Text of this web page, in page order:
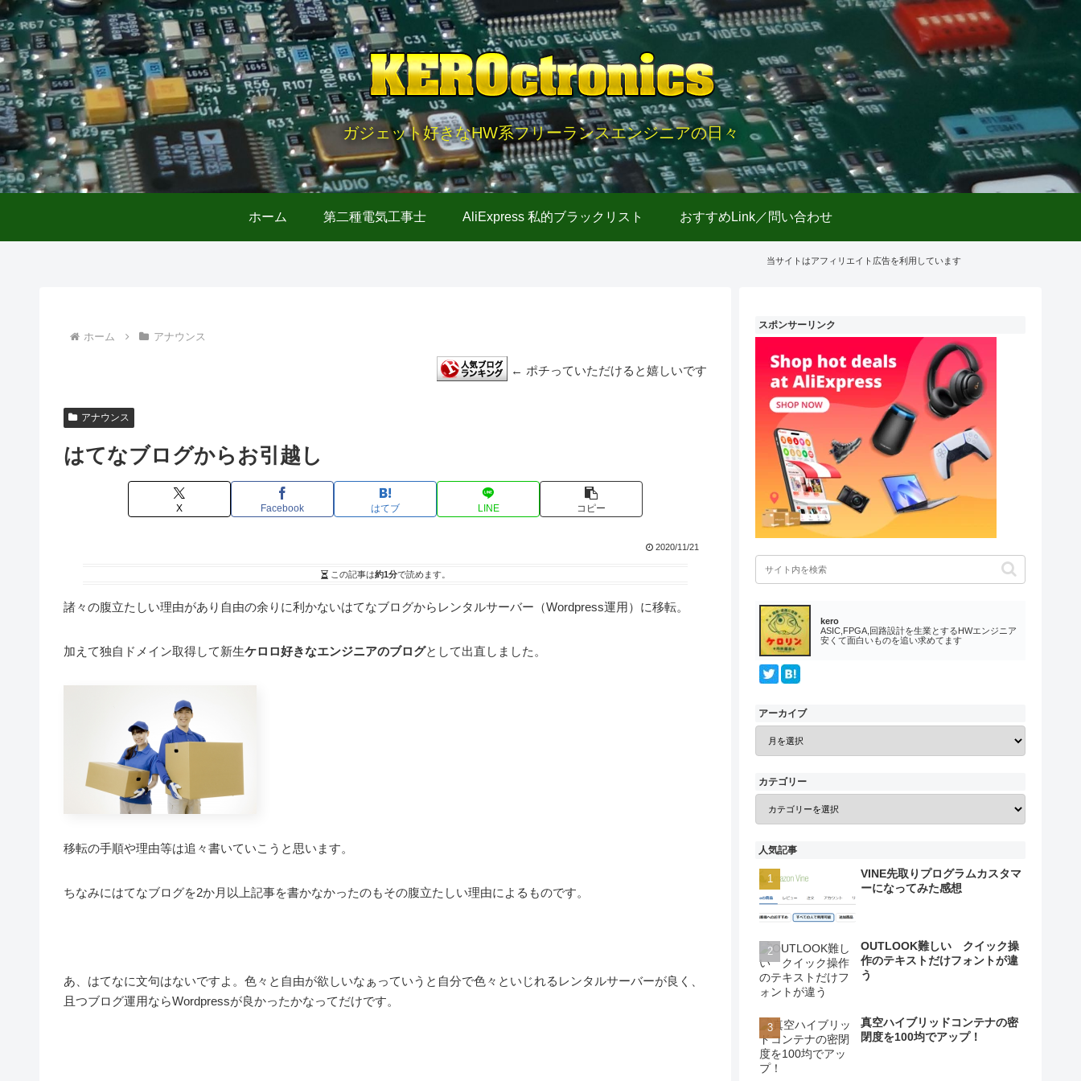
ガジェット好きなHW系フリーランスエンジニアの日々
ホーム 第二種電気工事士 AliExpress 私的ブラックリスト おすすめLink／問い合わせ
当サイトはアフィリエイト広告を利用しています
ホーム アナウンス
← ポチっていただけると嬉しいです
アナウンス
はてなブログからお引越し
X Facebook はてブ LINE コピー
2020/11/21
この記事は約1分で読めます。
諸々の腹立たしい理由があり自由の余りに利かないはてなブログからレンタルサーバー（Wordpress運用）に移転。
加えて独自ドメイン取得して新生ケロロ好きなエンジニアのブログとして出直しました。
移転の手順や理由等は追々書いていこうと思います。
ちなみにはてなブログを2か月以上記事を書かなかったのもその腹立たしい理由によるものです。
あ、はてなに文句はないですよ。色々と自由が欲しいなぁっていうと自分で色々といじれるレンタルサーバーが良く、
且つブログ運用ならWordpressが良かったかなってだけです。
スポンサーリンク
kero
ASIC,FPGA,回路設計を生業とするHWエンジニア
安くて面白いものを追い求めてます
アーカイブ
カテゴリー
人気記事
VINE先取りプログラムカスタマ
ーになってみた感想
OUTLOOK難しい クイック操
作のテキストだけフォントが違
う
真空ハイブリッドコンテナの密
閉度を100均でアップ！